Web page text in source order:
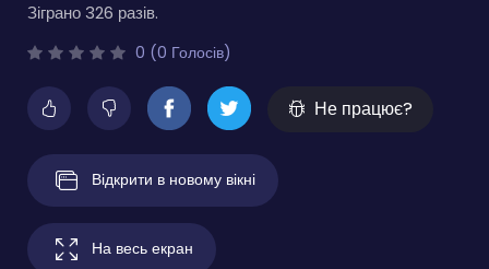
Зіграно 326 разів.
0 (0 Голосів)
Не працює?
Відкрити в новому вікні
На весь екран